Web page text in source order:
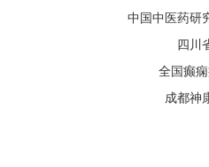
中国中医药研
四川
全国癫
成都神